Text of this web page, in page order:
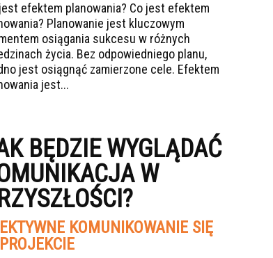
efektem planowania? Co jest efektem
Planowanie jest kluczowym
osiągania sukcesu w różnych
życia. Bez odpowiedniego planu,
jest osiągnąć zamierzone cele. Efektem
jest...
BĘDZIE WYGLĄDAĆ
W
KOMUNIKOWANIE SIĘ